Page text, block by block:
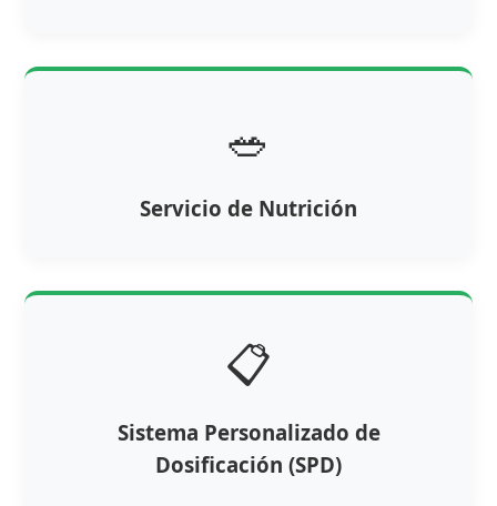
🥗
Servicio de Nutrición
📋
Sistema Personalizado de
Dosificación (SPD)